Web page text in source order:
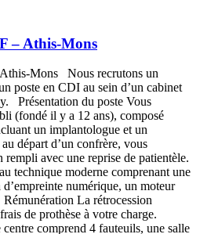
– Athis-Mons
Mons Nous recrutons un
poste en CDI au sein d’un cabinet
Présentation du poste Vous
(fondé il y a 12 ans), composé
un implantologue et un
départ d’un confrère, vous
rempli avec une reprise de patientèle.
technique moderne comprenant une
numérique, un moteur
La rétrocession
de prothèse à votre charge.
comprend 4 fauteuils, une salle